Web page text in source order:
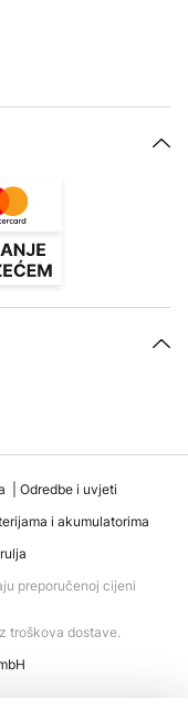
Odredbe i uvjeti
i akumulatorima
preporučenoj cijeni
troškova dostave.